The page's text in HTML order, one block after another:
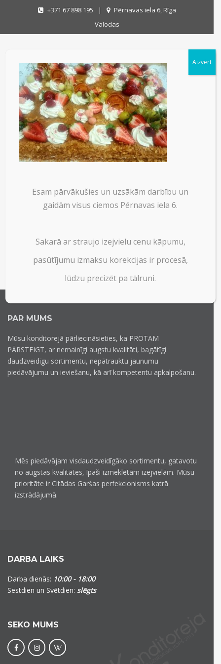
+371 67 898 195 |
Pērnavas iela 6, Rīga
Valodas
PAR MUMS
Mūsu konditorejā pārliecināsieties, ka PROTAM
PĀRSTEIGT, ar nemainīgi augstu kvalitāti, bagātīgi
daudzveidīgu sortimentu, nepātrauktu jaunumu
piedāvājumu un ieviešanu, kā arī kompetentu apkalpošanu.
Mēs piedāvājam visdaudzveidīgāko sortimentu, gatavotu
no augstas kvalitātes, īpaši izmeklētām izejvielām. Mūsu
prioritāte ir Citādas Garšas perfekcionisms katrā
izstrādājumā.
DARBA LAIKS
Darba dienās: 10:00 - 18:00
Sestdien un Svētdien: slēgts
SEKO MUMS
Esam pārvākušies un uzsākām darbību un
gaidām visus ciemos Pērnavas iela 6.
Sakarā ar straujo izejvielu cenu kāpumu,
pasūtījumu izmaksu korekcijas ir procesā,
lūdzu precizēt pa tālruni.
Aizvērt